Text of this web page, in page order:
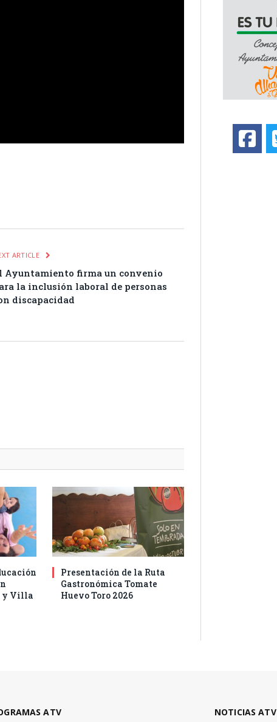
ARTICLE
Ayuntamiento firma un convenio
la inclusión laboral de personas
discapacidad
y Villa
Presentación de la Ruta
Gastronómica Tomate
Huevo Toro 2026
ATV NOTICIAS ATV